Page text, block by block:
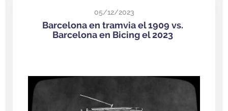
05/12/2023
Barcelona en tramvia el 1909 vs.
Barcelona en Bicing el 2023